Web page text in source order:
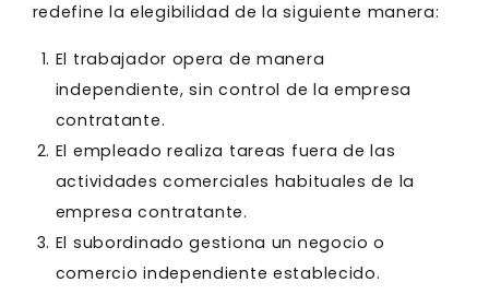
redefine la elegibilidad de la siguiente manera:
El trabajador opera de manera
independiente, sin control de la empresa
contratante.
El empleado realiza tareas fuera de las
actividades comerciales habituales de la
empresa contratante.
El subordinado gestiona un negocio o
comercio independiente establecido.